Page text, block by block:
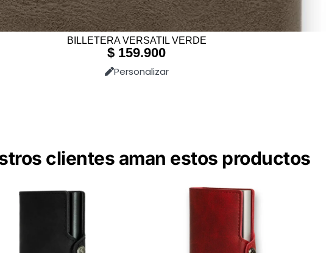
BILLETERA VERSATIL VERDE
$ 159.900
Personalizar
clientes aman estos productos